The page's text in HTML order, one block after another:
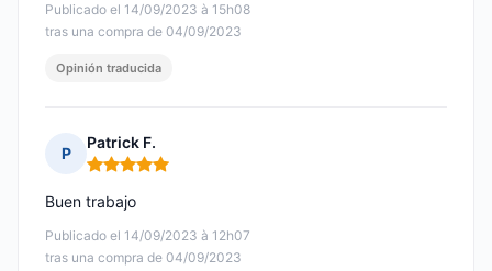
Publicado el 14/09/2023 à 15h08
tras una compra de 04/09/2023
Opinión traducida
P
Patrick F.
Nota: 5 de 5
Publicado el 14/09/2023 à 12h07
tras una compra de 04/09/2023
Buen trabajo